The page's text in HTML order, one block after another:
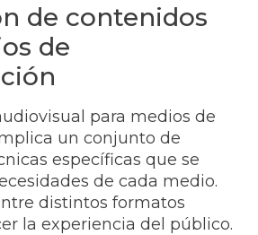
de contenidos
de
para medios de
un conjunto de
específicas que se
de cada medio.
distintos formatos
la experiencia del público.